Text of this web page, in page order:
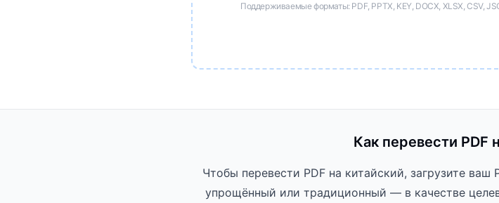
Поддерживаемые форматы: PDF, PPTX, KEY, DOCX, XLSX, CSV,
Как перевести PDF
Чтобы перевести PDF на китайский, загрузите
упрощённый или традиционный — в качестве